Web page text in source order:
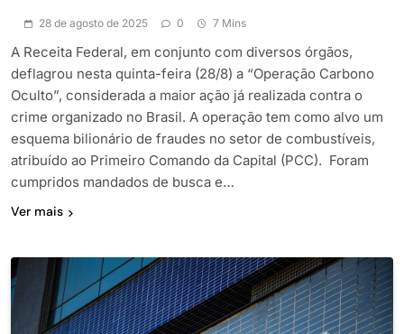
28 de agosto de 2025 0 7 Mins
A Receita Federal, em conjunto com diversos órgãos,
deflagrou nesta quinta-feira (28/8) a “Operação Carbono
Oculto”, considerada a maior ação já realizada contra o
crime organizado no Brasil. A operação tem como alvo um
esquema bilionário de fraudes no setor de combustíveis,
atribuído ao Primeiro Comando da Capital (PCC). Foram
cumpridos mandados de busca e…
Ver mais